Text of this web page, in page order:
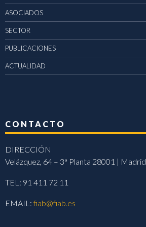
ASOCIADOS
SECTOR
PUBLICACIONES
ACTUALIDAD
CONTACTO
DIRECCIÓN
Velázquez, 64 – 3ª Planta 28001 | Madrid
TEL: 91 411 72 11
EMAIL:fiab@fiab.es